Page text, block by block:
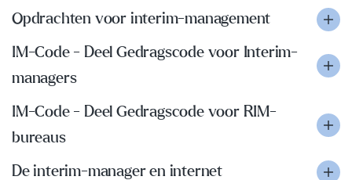
Opdrachten voor interim-management
IM-Code - Deel Gedragscode voor Interim-
managers
IM-Code - Deel Gedragscode voor RIM-
bureaus
De interim-manager en internet